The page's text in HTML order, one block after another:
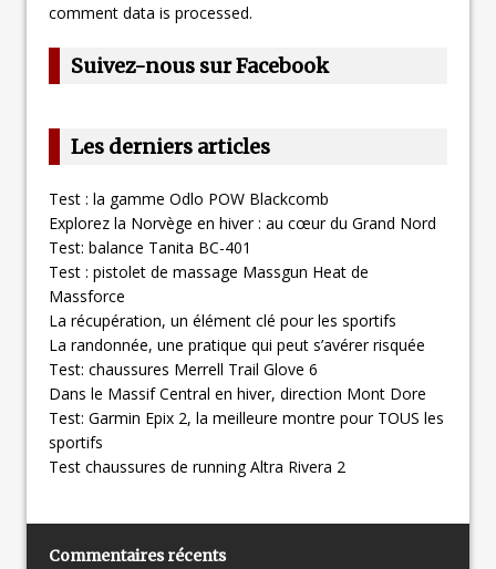
comment data is processed.
Suivez-nous sur Facebook
Les derniers articles
Test : la gamme Odlo POW Blackcomb
Explorez la Norvège en hiver : au cœur du Grand Nord
Test: balance Tanita BC-401
Test : pistolet de massage Massgun Heat de
Massforce
La récupération, un élément clé pour les sportifs
La randonnée, une pratique qui peut s’avérer risquée
Test: chaussures Merrell Trail Glove 6
Dans le Massif Central en hiver, direction Mont Dore
Test: Garmin Epix 2, la meilleure montre pour TOUS les
sportifs
Test chaussures de running Altra Rivera 2
Commentaires récents